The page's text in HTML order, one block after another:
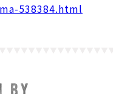
538384.html